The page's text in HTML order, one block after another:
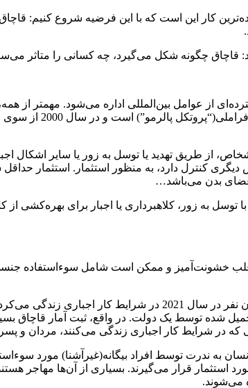
کار این است که با این فرضیه شروع کنیم:
قاچاق چگونه شکل می‌گیرد، چه کسانی را متاثر
از عوامل بین‌المللی اداره می‌شود. مهمتر از
از طریق تهدید یا توسل به زور یا سایر اشکال
کنترل دارد، به منظور استثمار. استثمار
اعضای بدن می‌باشد…
به زور، کلاهبرداری یا اجبار برای بهره‌کشی از
خشونت‌آمیز و ممکن است شامل سوءاستفاده
و 3.9 میلیون کار اجباری تحمیل شده توسط یک دولت. در
که در شرایط کار اجباری زندگی می‌کنند، مردان و
به ندرت توسط افراد بیگانه(غیرآشنا) مورد
استثمار قرار می‌گیرند. بسیاری از آن‌ها مهاجر
می‌شوند.